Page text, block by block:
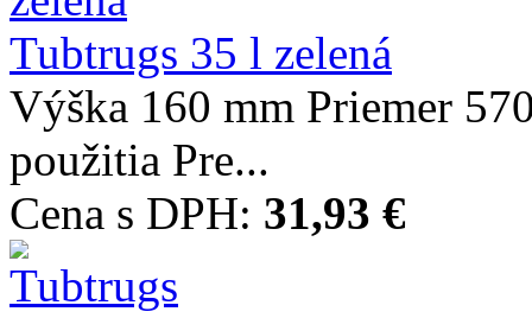
Tubtrugs 35 l zelená
Výška 160 mm Priemer
použitia Pre...
Cena s DPH: 31,93 €